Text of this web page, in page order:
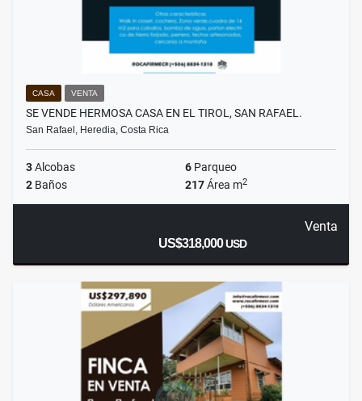
CASA VENTA
SE VENDE HERMOSA CASA EN EL TIROL, SAN RAFAEL.
San Rafael, Heredia, Costa Rica
3Alcobas 6 Parqueo
2 Baños 217Área m2
Venta
US$318,000USD